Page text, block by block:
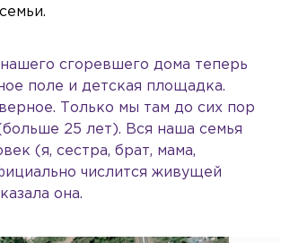
сгоревшего дома теперь
поле и детская площадка.
Только мы там до сих пор
25 лет). Вся наша семья
(я, сестра, брат, мама,
числится живущей
она.